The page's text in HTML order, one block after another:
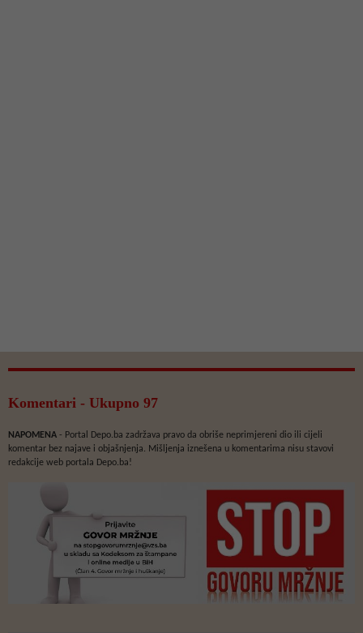
Komentari - Ukupno 97
NAPOMENA - Portal Depo.ba zadržava pravo da obriše neprimjereni dio ili cijeli
komentar bez najave i objašnjenja. Mišljenja iznešena u komentarima nisu stavovi
redakcije web portala Depo.ba!